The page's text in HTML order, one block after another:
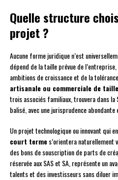
Quelle structure
projet ?
Aucune forme juridique n’est
dépend de la taille prévue de
ambitions de croissance et de la
artisanale ou commerciale de
trois associés familiaux, trouvera dans la
balisé, avec une jurisprudence abondante
Un projet technologique ou innovant qui
court termes’orientera naturellement
des bons de souscription de parts de
réservée aux SAS et SA, représente un
talents et des investisseurs sans diluer